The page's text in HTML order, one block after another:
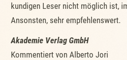
kundigen Leser nicht möglich ist,
Ansonsten, sehr empfehlenswert.
Akademie Verlag GmbH
Kommentiert von Alberto Jori